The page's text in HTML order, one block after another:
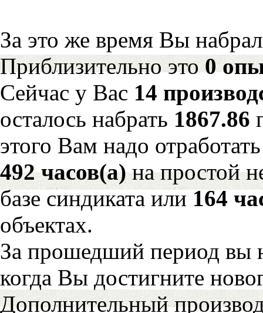
За это же время Вы
Приблизительно это0
Сейчас у Вас 14
осталось набрать 1867.86
этого Вам надо отработать
492 часов(а)на простой
базе синдиката или164
объектах.
За прошедший период вы
когда Вы достигните
Дополнительный